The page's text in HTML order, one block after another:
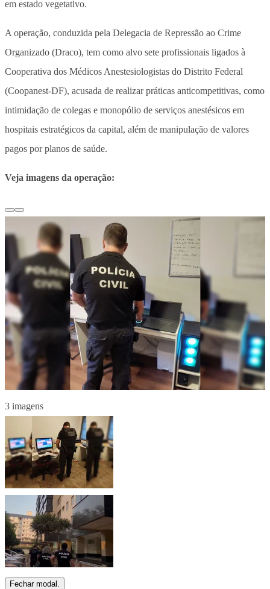
em estado vegetativo.
A operação, conduzida pela Delegacia de Repressão ao Crime
Organizado (Draco), tem como alvo sete profissionais ligados à
Cooperativa dos Médicos Anestesiologistas do Distrito Federal
(Coopanest-DF), acusada de realizar práticas anticompetitivas, como
intimidação de colegas e monopólio de serviços anestésicos em
hospitais estratégicos da capital, além de manipulação de valores
pagos por planos de saúde.
Veja imagens da operação:
3 imagens
Fechar modal.